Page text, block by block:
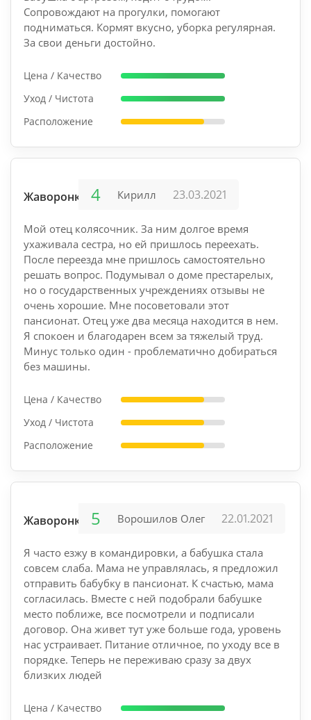
Сопровождают на прогулки, помогают
подниматься. Кормят вкусно, уборка регулярная.
За свои деньги достойно.
Цена / Качество
Уход / Чистота
Расположение
Жаворонки 4 Кирилл 23.03.2021
Мой отец колясочник. За ним долгое время
ухаживала сестра, но ей пришлось переехать.
После переезда мне пришлось самостоятельно
решать вопрос. Подумывал о доме престарелых,
но о государственных учреждениях отзывы не
очень хорошие. Мне посоветовали этот
пансионат. Отец уже два месяца находится в нем.
Я спокоен и благодарен всем за тяжелый труд.
Минус только один - проблематично добираться
без машины.
Цена / Качество
Уход / Чистота
Расположение
Жаворонки 5 Ворошилов Олег 22.01.2021
Я часто езжу в командировки, а бабушка стала
совсем слаба. Мама не управлялась, я предложил
отправить бабубку в пансионат. К счастью, мама
согласилась. Вместе с ней подобрали бабушке
место поближе, все посмотрели и подписали
договор. Она живет тут уже больше года, уровень
нас устраивает. Питание отличное, по уходу все в
порядке. Теперь не переживаю сразу за двух
близких людей
Цена / Качество